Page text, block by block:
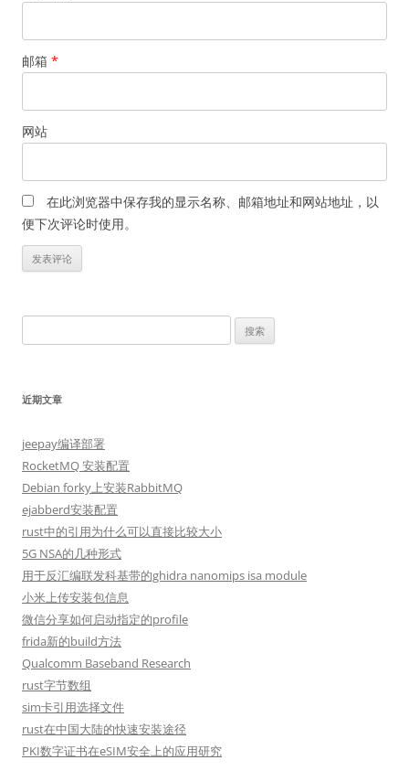
邮箱 *
网站
在此浏览器中保存我的显示名称、邮箱地址和网站地址，以
便下次评论时使用。
索：
近期文章
jeepay编译部署
RocketMQ 安装配置
Debian forky上安装RabbitMQ
ejabberd安装配置
rust中的引用为什么可以直接比较大小
5G NSA的几种形式
用于反汇编联发科基带的ghidra nanomips isa module
小米上传安装包信息
微信分享如何启动指定的profile
frida新的build方法
Qualcomm Baseband Research
rust字节数组
sim卡引用选择文件
rust在中国大陆的快速安装途径
PKI数字证书在eSIM安全上的应用研究